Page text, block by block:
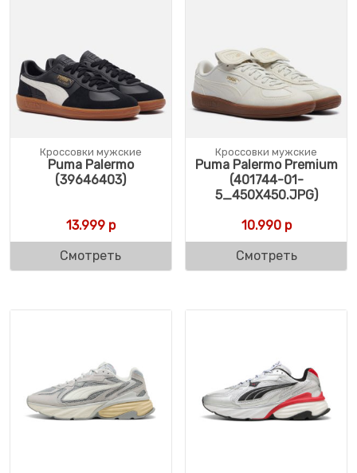
Кроссовки мужские
Puma Palermo
(39646403)
13.999р
Смотреть
Кроссовки мужские
Puma Palermo Premium
(401744-01-
5_450X450.JPG)
10.990р
Смотреть